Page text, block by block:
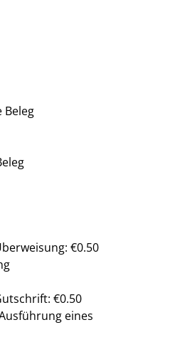
Beleg
€0.50
€0.50
eines